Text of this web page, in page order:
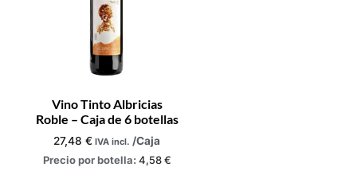
Vino Tinto Albricias
Roble – Caja de 6 botellas
27,48 € IVA incl. /Caja
Precio por botella: 4,58€